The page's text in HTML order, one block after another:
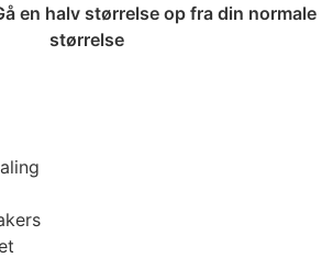
en halv størrelse op fra din normale
størrelse